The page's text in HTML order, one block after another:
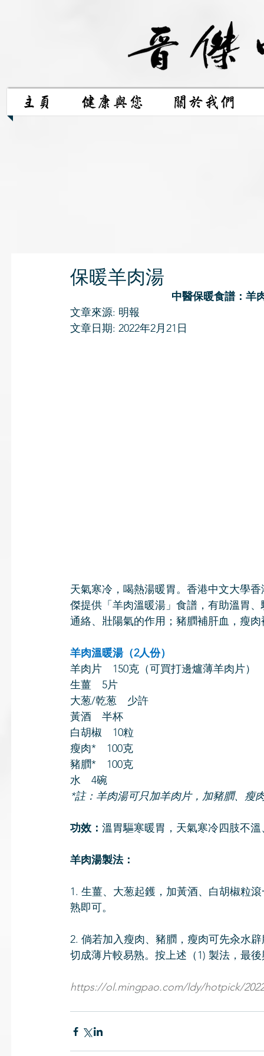
主頁 健康與您 關於我們
保暖羊肉湯
中醫保暖食譜：羊
文章來源: 明報
文章日期: 2022年2月21日
天氣寒冷，喝熱湯暖胃。香港中文大學
傑提供「羊肉溫暖湯」食譜，有助溫胃
通絡、壯陽氣的作用；豬膶補肝血，瘦
羊肉溫暖湯（2人份）
羊肉片　150克（可買打邊爐薄羊肉片）
生薑　5片
大葱/乾葱　少許
黃酒　半杯
白胡椒　10粒
瘦肉*　100克
豬膶*　100克
水　4碗
*註：羊肉湯可只加羊肉片，加豬膶、瘦
功效： 溫胃驅寒暖胃，天氣寒冷四肢不
羊肉湯製法：
1. 生薑、大葱起鑊，加黃酒、白胡椒粒
熟即可。
2. 倘若加入瘦肉、豬膶，瘦肉可先汆水
切成薄片較易熟。按上述（1) 製法，最
https://ol.mingpao.com/ldy/hotpick/